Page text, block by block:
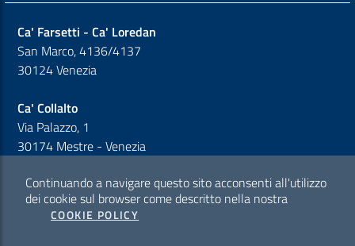
Ca' Farsetti - Ca' Loredan
San Marco, 4136/4137
30124 Venezia
Ca' Collalto
Via Palazzo, 1
30174 Mestre - Venezia
Sezione Link Policy
Cookie policy
Continuando a navigare questo sito acconsenti all'utilizzo
dei cookie sul browser come descritto nella nostra
COOKIE POLICY